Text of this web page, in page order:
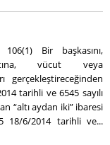
Bir başkasını,
vücut veya
gerçekleştireceğinden
tarihli ve 6545 sayılı
“altı aydan iki” ibaresi
18/6/2014 tarihli ve...